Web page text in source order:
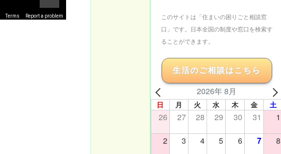
Terms Report a problem
このサイトは「住まいの困りごと相談窓
口」です。日本全国の制度や窓口を検索す
ることができます。
生活のご相談はこちら
2026年 8月
日 月 火 水 木 金 土
26 27 28 29 30 31 1
2 3 4 5 6 7 8